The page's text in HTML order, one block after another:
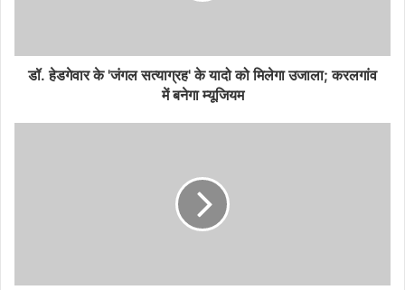
डॉ. हेडगेवार के 'जंगल सत्याग्रह' के यादो को मिलेगा उजाला; करलगांव
में बनेगा म्यूजियम